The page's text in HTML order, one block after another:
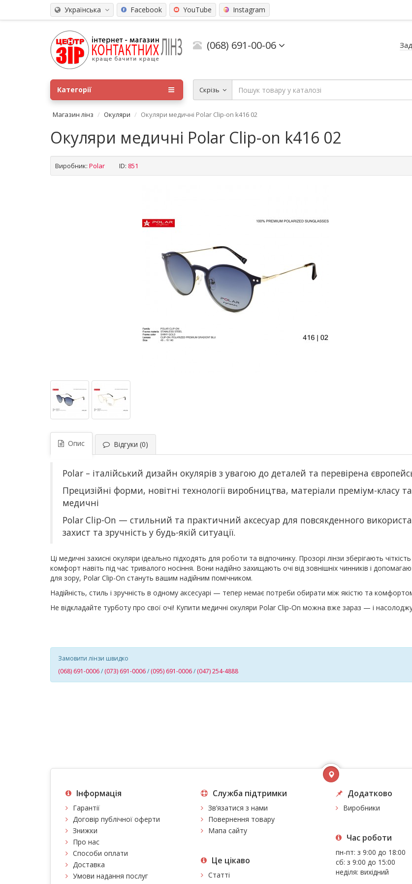
Українська Facebook YouTube Instagram
(068) 691-00-06
Скрізь
Категорії
Магазин лінз Окуляри Окуляри медичні Polar Clip-on k416 02
Окуляри медичні Polar Clip-on k416 02
Виробник: Polar ID: 851
Опис Відгуки (0)
Polar – італійський дизайн окулярів з увагою до деталей та перевірена
Прецизійні форми, новітні технології виробництва, матеріали преміум-класу
медичні
Polar Clip-On — стильний та практичний аксесуар для повсякденного
захист та зручність у будь-якій ситуації.
Ці медичні захисні окуляри ідеально підходять для роботи та відпочинку. Прозорі лінзи зберігають
комфорт навіть під час тривалого носіння. Вони надійно захищають очі від зовнішніх чинників і
для зору, Polar Clip-On стануть вашим надійним помічником.
Надійність, стиль і зручність в одному аксесуарі — тепер немає потреби обирати між якістю та
Не відкладайте турботу про свої очі! Купити медичні окуляри Polar Clip-On можна вже зараз — і
Замовити лінзи швидко
(068) 691-0006/ (073) 691-0006/ (095) 691-0006/ (047) 254-4888
Інформація
Гарантії
Договір публічної оферти
Знижки
Про нас
Способи оплати
Доставка
Умови надання послуг
Служба підтримки
Зв’язатися з нами
Повернення товару
Мапа сайту
Це цiкаво
Статті
Додатково
Виробники
Час роботи
пн-пт: з 9:00 до 18:00
сб: з 9:00 до 15:00
неділя: вихідний